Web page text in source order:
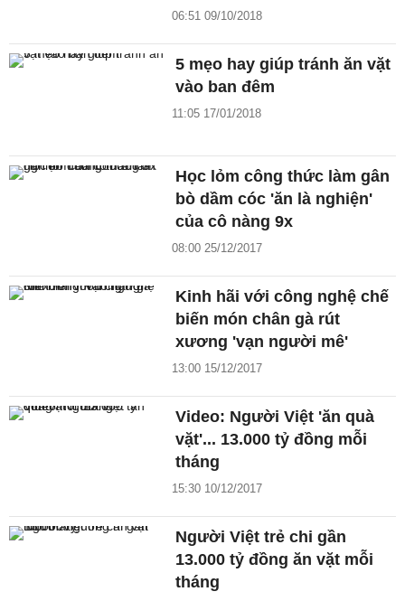
06:51 09/10/2018
5 mẹo hay giúp tránh ăn vặt
vào ban đêm
11:05 17/01/2018
Học lỏm công thức làm gân
bò dầm cóc 'ăn là nghiện'
của cô nàng 9x
08:00 25/12/2017
Kinh hãi với công nghệ chế
biến món chân gà rút
xương 'vạn người mê'
13:00 15/12/2017
Video: Người Việt 'ăn quà
vặt'... 13.000 tỷ đồng mỗi
tháng
15:30 10/12/2017
Người Việt trẻ chi gần
13.000 tỷ đồng ăn vặt mỗi
tháng